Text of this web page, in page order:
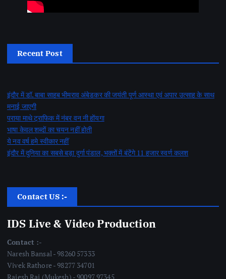
Recent Post
इंदौर में डॉ. बाबा साहब भीमराव अंबेडकर की जयंती पूर्ण आस्था एवं अपार उत्साह के साथ
मनाई जाएगी
पराया माथे ट्राफिक में नंबर वन नी होंयगा
भाषा केवल शब्दों का चयन नहीं होती
ये नव वर्ष हमे स्वीकार नहीं
इंदौर में दुनिया का सबसे बड़ा दुर्गा पंडाल, भक्तों में बंटेंगे 11 हजार स्वर्ण कलश
Contact US :-
IDS Live & Video Production
Contact :-
Naresh Bansal - 98260 57333
Vivek Rathore - 98277 34701
Rajesh Rai (Mukesh) - 90097 97345